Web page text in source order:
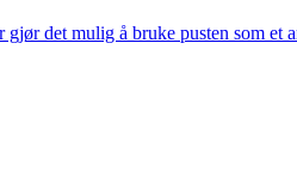
det mulig å bruke pusten som et